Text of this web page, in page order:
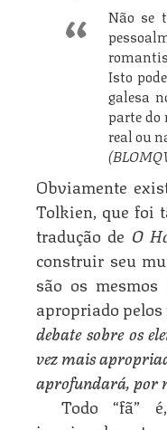
Não se
Isto
galesa
parte do
real ou
Obviamente
Tolkien, que foi
tradução de O
construir seu
são os
apropriado
debate sobre os
vez mais
aprofundará, por
Todo “fã”